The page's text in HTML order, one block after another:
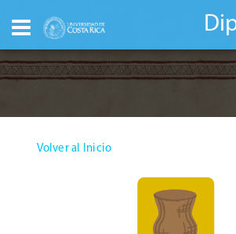
Volver al Inicio